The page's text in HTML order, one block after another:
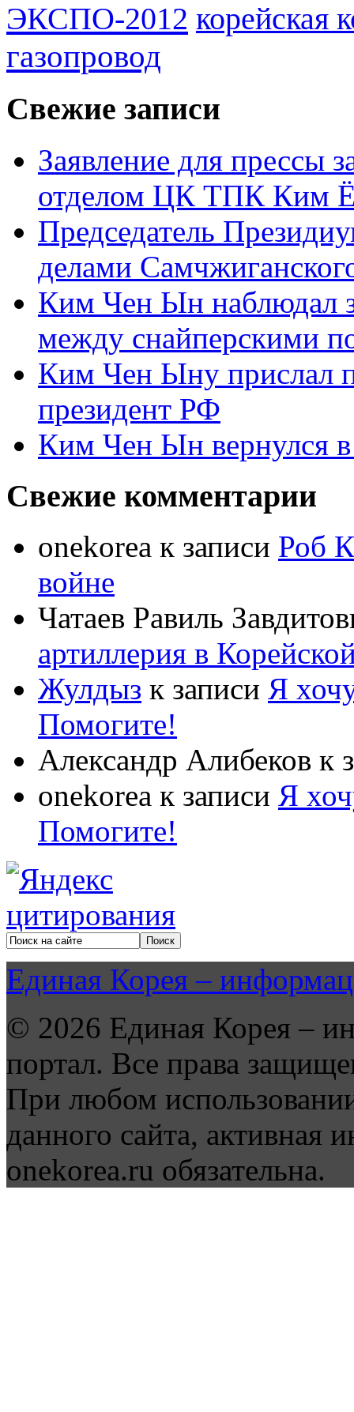
ЭКСПО-2012 корейская
газопровод
Свежие записи
Заявление для прессы
отделом ЦК ТПК Ким
Председатель
делами
Ким Чен Ын наблюдал
между снайперскими
Ким Чен Ыну прислал
президент РФ
Ким Чен Ын вернулся
Свежие комментарии
onekorea к записи Роб
войне
Чатаев Равиль
артиллерия в
Жулдыз к записи Я
Помогите!
Александр Алибеков к
onekorea к записи Я
Помогите!
Единая Корея –
© 2026 Единая Корея –
портал. Все права
При любом
данного сайта, активная
onekorea.ru обязательна.